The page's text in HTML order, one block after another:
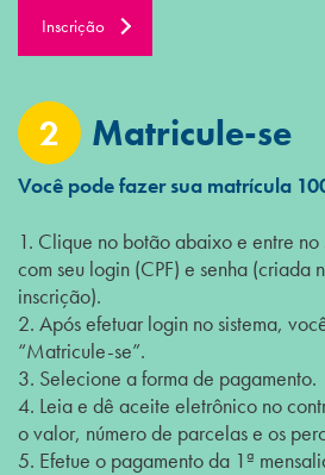
Inscrição
2 Matricule-se
Você pode fazer sua matrícula
1. Clique no botão abaixo e entre
com seu login (CPF) e senha (criada
inscrição).
2. Após efetuar login no sistema,
“Matricule-se”.
3. Selecione a forma de pagamento.
4. Leia e dê aceite eletrônico no
o valor, número de parcelas e os
5. Efetue o pagamento da 1ª